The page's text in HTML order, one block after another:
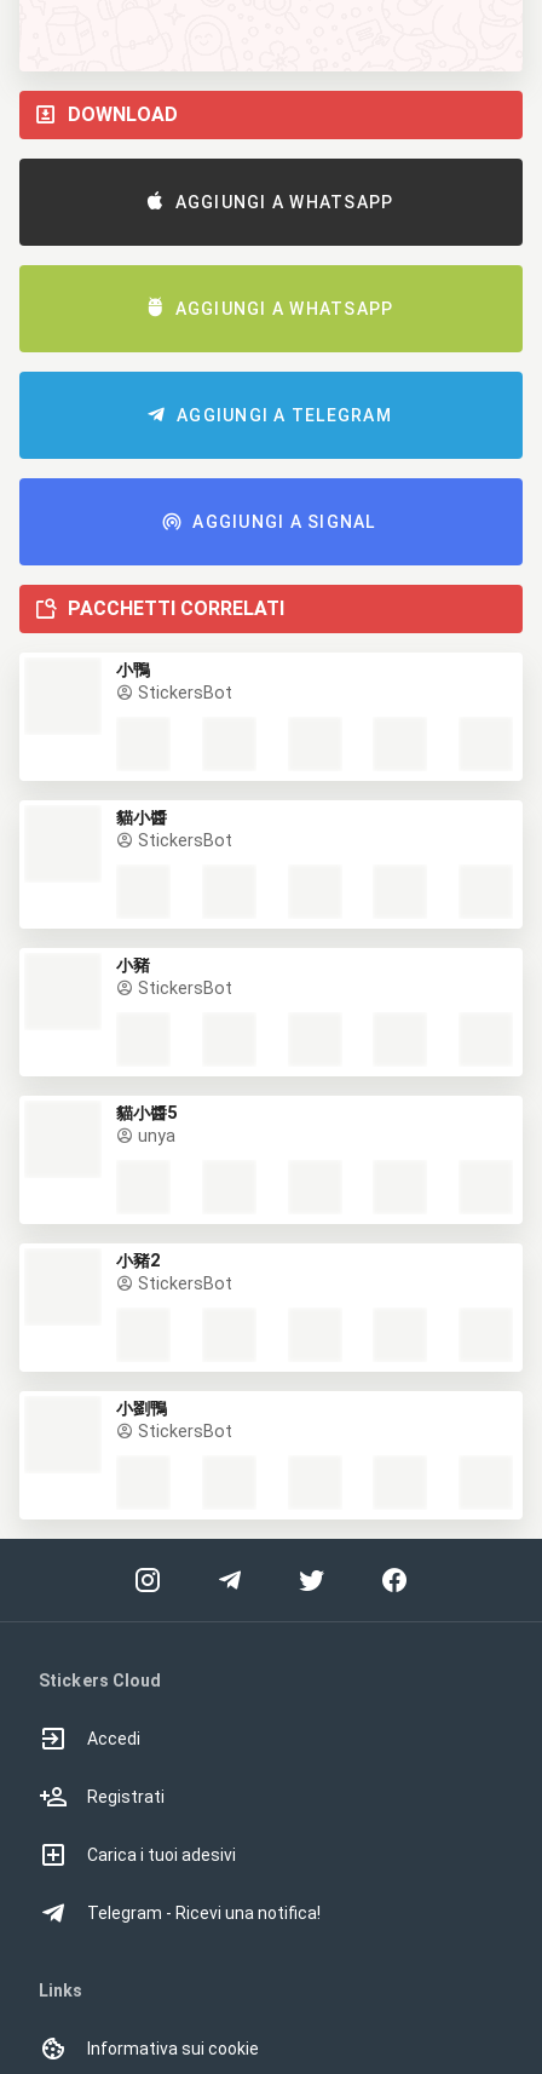
DOWNLOAD
AGGIUNGI A WHATSAPP
AGGIUNGI A WHATSAPP
AGGIUNGI A TELEGRAM
AGGIUNGI A SIGNAL
PACCHETTI CORRELATI
小鴨
StickersBot
貓小醬
StickersBot
小豬
StickersBot
貓小醬5
unya
小豬2
StickersBot
小劉鴨
StickersBot
Stickers Cloud
Accedi
Registrati
Carica i tuoi adesivi
Telegram - Ricevi una notifica!
Links
Informativa sui cookie